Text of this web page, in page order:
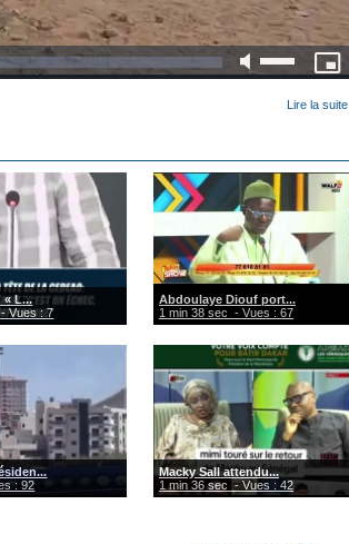
Lire la suite
« L...
Vues : 7
Abdoulaye Diouf port...
1 min 38 sec - Vues : 67
: 92
Macky Sall attendu...
1 min 36 sec - Vues : 42